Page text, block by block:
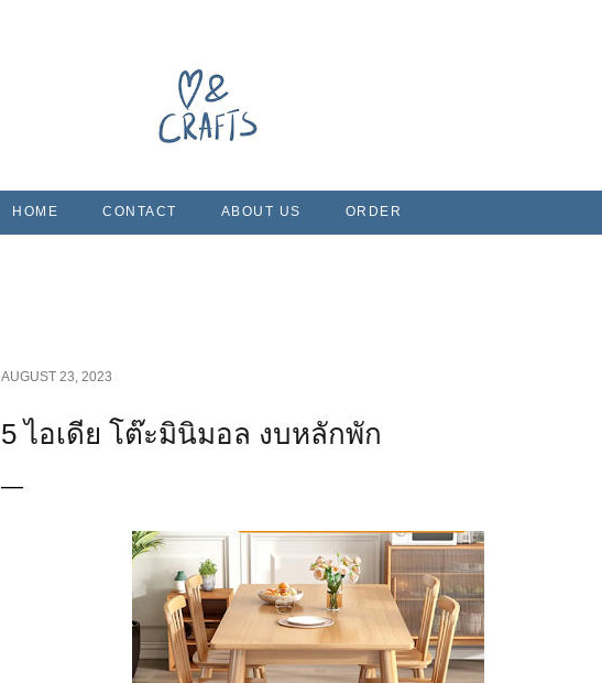
HOME CONTACT ABOUT US ORDER
AUGUST 23, 2023
5 ไอเดีย โต๊ะมินิมอล งบหลักพัก